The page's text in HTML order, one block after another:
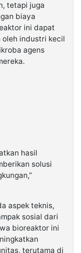
tetapi juga
biaya
ini dapat
oleh industri kecil
agens
hasil
solusi
aspek teknis,
sosial dari
bioreaktor ini
terutama di